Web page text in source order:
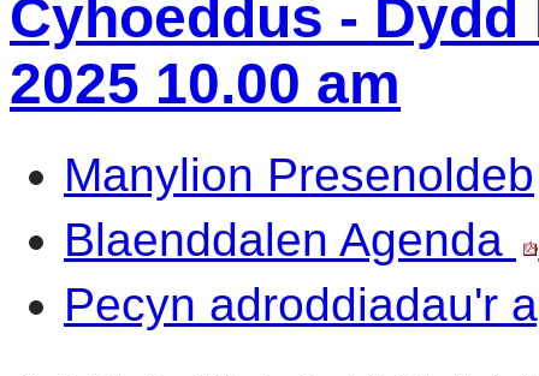
Cyhoeddus -
2025 10.00 am
Manylion Presenoldeb
Blaenddalen Agenda
Pecyn adroddiadau'r